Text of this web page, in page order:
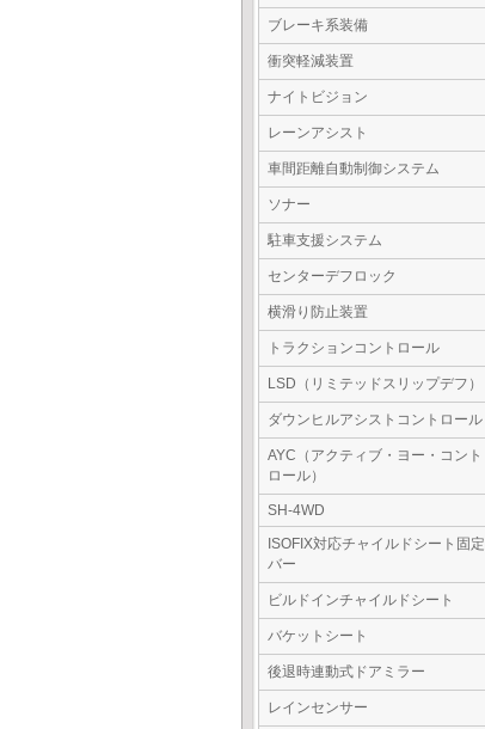
ブレーキ系装備
衝突軽減装置
ナイトビジョン
レーンアシスト
車間距離自動制御システム
ソナー
駐車支援システム
センターデフロック
横滑り防止装置
トラクションコントロール
LSD（リミテッドスリップデフ）
ダウンヒルアシストコントロール
AYC（アクティブ・ヨー・コント
ロール）
SH-4WD
ISOFIX対応チャイルドシート固定
バー
ビルドインチャイルドシート
バケットシート
後退時連動式ドアミラー
レインセンサー